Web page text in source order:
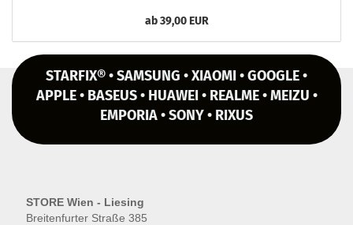
ab 39,00 EUR
STARFIX® • SAMSUNG • XIAOMI • GOOGLE •
APPLE • BASEUS • HUAWEI • REALME • MEIZU •
EMPORIA • SONY • RIXUS
STORE Wien - Liesing
Breitenfurter Straße 385